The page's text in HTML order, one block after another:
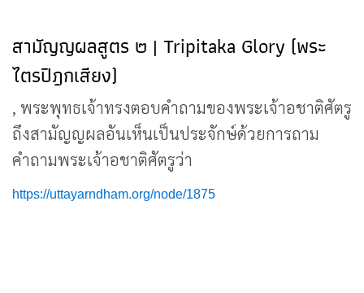
สามัญญผลสูตร ๒ | Tripitaka Glory (พระ
ไตรปิฎกเสียง)
, พระพุทธเจ้าทรงตอบคำถามของพระเจ้าอชาติศัตรู
ถึงสามัญญผลอันเห็นเป็นประจักษ์ด้วยการถาม
คำถามพระเจ้าอชาติศัตรูว่า
https://uttayarndham.org/node/1875